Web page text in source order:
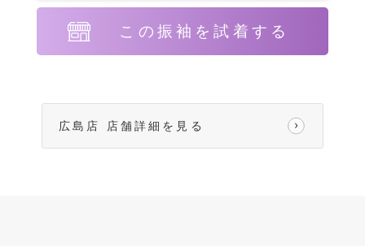
この振袖を試着する
広島店 店舗詳細を見る